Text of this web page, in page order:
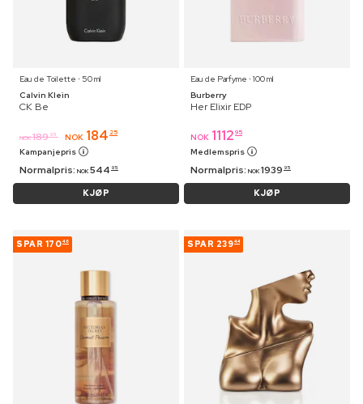
Eau de Toilette ⋅ 50 ml
Calvin Klein
CK Be
NOK 189 95 NOK 184 25
Kampanjepris
Normalpris: NOK 544 95
KJØP
Eau de Parfyme ⋅ 100 ml
Burberry
Her Elixir EDP
NOK 1112 95
Medlemspris
Normalpris: NOK 1939 95
KJØP
SPAR 17048 SPAR 23944